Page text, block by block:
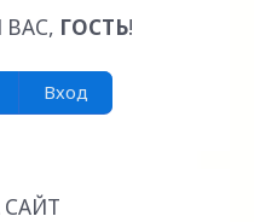
ВАС, ГОСТЬ!
Вход